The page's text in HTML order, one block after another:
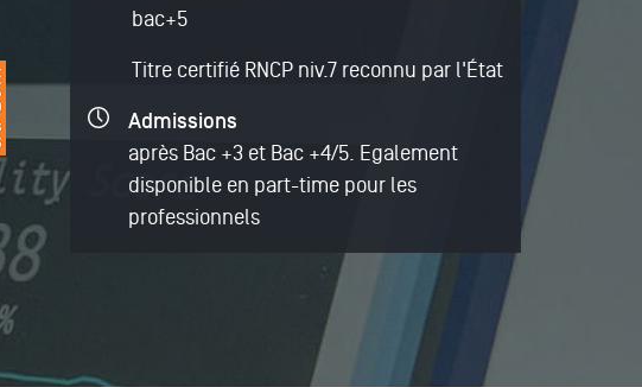
bac+5
Titre certifié RNCP niv.7 reconnu par l'État
Admissions
après Bac +3 et Bac +4/5. Egalement
disponible en part-time pour les
professionnels